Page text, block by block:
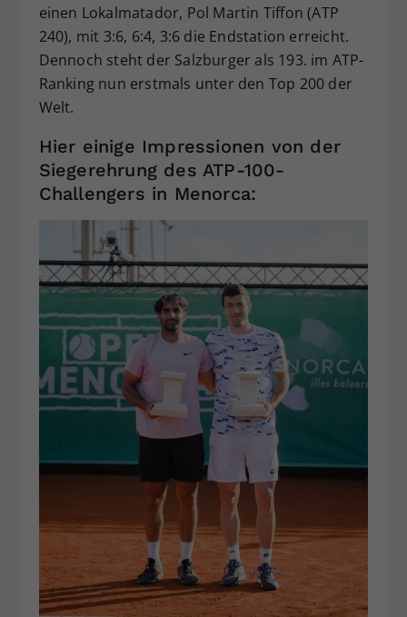
einen Lokalmatador, Pol Martin Tiffon (ATP
240), mit 3:6, 6:4, 3:6 die Endstation erreicht.
Dennoch steht der Salzburger als 193. im ATP-
Ranking nun erstmals unter den Top 200 der
Welt.
Hier einige Impressionen von der
Siegerehrung des ATP-100-
Challengers in Menorca: